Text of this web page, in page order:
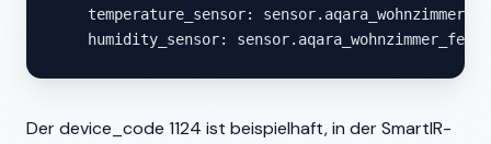
temperature_sensor:
humidity_sensor:
Der device_code 1124 ist beispielhaft, in der SmartIR-